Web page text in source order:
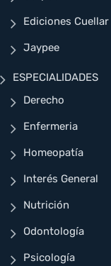
Ediciones Cuellar
Jaypee
ESPECIALIDADES
Derecho
Enfermeria
Homeopatía
Interés General
Nutrición
Odontología
Psicología